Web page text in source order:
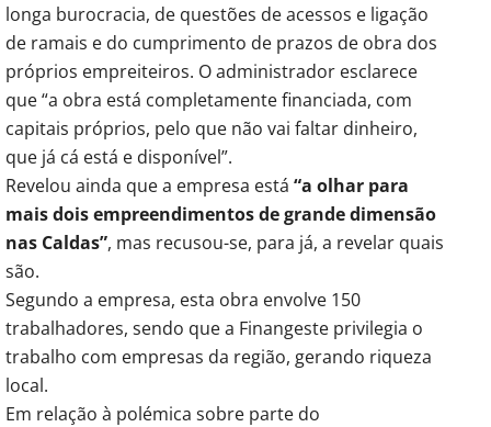
longa burocracia, de questões de acessos e ligação
de ramais e do cumprimento de prazos de obra dos
próprios empreiteiros. O administrador esclarece
que “a obra está completamente financiada, com
capitais próprios, pelo que não vai faltar dinheiro,
que já cá está e disponível”.
Revelou ainda que a empresa está “a olhar para
mais dois empreendimentos de grande dimensão
nas Caldas”, mas recusou-se, para já, a revelar quais
são.
Segundo a empresa, esta obra envolve 150
trabalhadores, sendo que a Finangeste privilegia o
trabalho com empresas da região, gerando riqueza
local.
Em relação à polémica sobre parte do